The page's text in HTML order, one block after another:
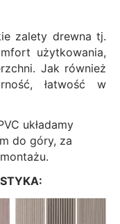
zalety drewna tj.
użytkowania,
Jak również
łatwość w
układamy
do góry, za